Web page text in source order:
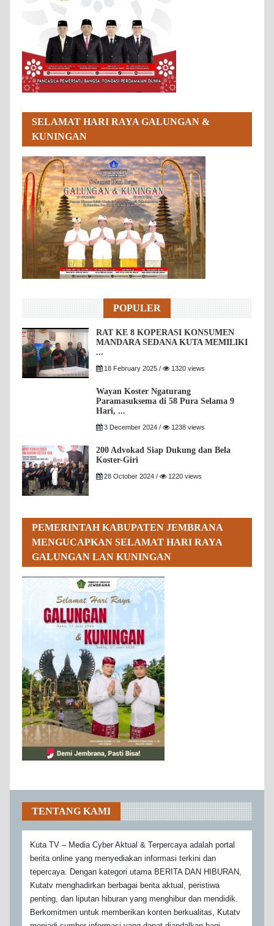
SELAMAT HARI RAYA GALUNGAN &
KUNINGAN
POPULER
RAT KE 8 KOPERASI KONSUMEN
MANDARA SEDANA KUTA MEMILIKI
...
18 February 2025 / 1320 views
Wayan Koster Ngaturang
Paramasuksema di 58 Pura Selama 9
Hari, ...
3 December 2024 / 1238 views
200 Advokad Siap Dukung dan Bela
Koster-Giri
28 October 2024 / 1220 views
PEMERINTAH KABUPATEN JEMBRANA
MENGUCAPKAN SELAMAT HARI RAYA
GALUNGAN LAN KUNINGAN
TENTANG KAMI
Kuta TV – Media Cyber Aktual & Terpercaya adalah portal
berita online yang menyediakan informasi terkini dan
tepercaya. Dengan kategori utama BERITA DAN HIBURAN,
Kutatv menghadirkan berbagai berita aktual, peristiwa
penting, dan liputan hiburan yang menghibur dan mendidik.
Berkomitmen untuk memberikan konten berkualitas, Kutatv